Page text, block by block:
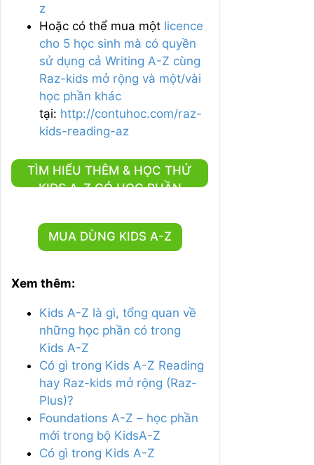
z
Hoặc có thể mua một licence
cho 5 học sinh mà có quyền
sử dụng cả Writing A-Z cùng
Raz-kids mở rộng và một/vài
học phần khác
tại: http://contuhoc.com/raz-
kids-reading-az
TÌM HIỂU THÊM & HỌC THỬ
KIDS A-Z CÓ HỌC PHẦN
MUA DÙNG KIDS A-Z
Xem thêm:
Kids A-Z là gì, tổng quan về
những học phần có trong
Kids A-Z
Có gì trong Kids A-Z Reading
hay Raz-kids mở rộng (Raz-
Plus)?
Foundations A-Z – học phần
mới trong bộ KidsA-Z
Có gì trong Kids A-Z